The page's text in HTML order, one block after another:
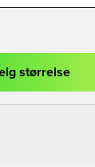
eller tilmelde
størrelse